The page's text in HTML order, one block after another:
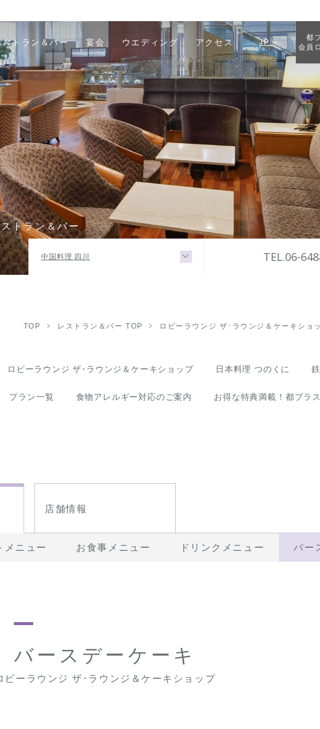
ストラン＆バー 宴会 ウエディング アクセス JP
都
会員
トラン＆バー
中国料理 四川 TEL.06-
TOP レストラン＆バー TOP ロビーラウンジ ザ･ラウンジ＆ケーキショ
ロビーラウンジ ザ･ラウンジ＆ケーキショップ 日本料理 つのくに
プラン一覧 食物アレルギー対応のご案内 お得な特典満載！都プラ
店舗情報
メニュー お食事メニュー ドリンクメニュー バー
バースデーケーキ
ビーラウンジ ザ･ラウンジ＆ケーキショップ